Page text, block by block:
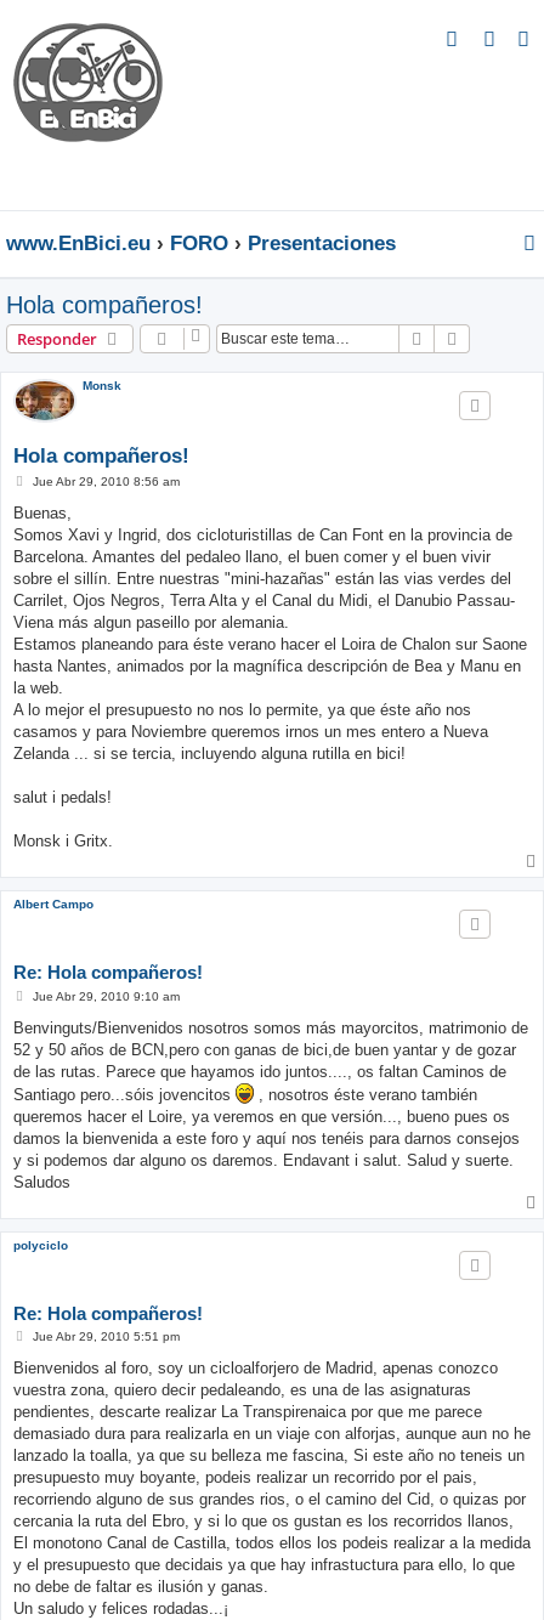
www.EnBici.eu FORO Presentaciones
Hola compañeros!
Responder Buscar
Monsk
Hola compañeros!
M
n
a
j
Jue Abr 29, 2010 8:56 am
Buenas,
Somos Xavi y Ingrid, dos cicloturistillas de Can Font en la provincia de
Barcelona. Amantes del pedaleo llano, el buen comer y el buen vivir
sobre el sillín. Entre nuestras "mini-hazañas" están las vias verdes del
Carrilet, Ojos Negros, Terra Alta y el Canal du Midi, el Danubio Passau-
Viena más algun paseillo por alemania.
Estamos planeando para éste verano hacer el Loira de Chalon sur Saone
hasta Nantes, animados por la magnífica descripción de Bea y Manu en
la web.
A lo mejor el presupuesto no nos lo permite, ya que éste año nos
casamos y para Noviembre queremos irnos un mes entero a Nueva
Zelanda ... si se tercia, incluyendo alguna rutilla en bici!
salut i pedals!
Monsk i Gritx.
Albert Campo
Re: Hola compañeros!
M
n
a
j
Jue Abr 29, 2010 9:10 am
Benvinguts/Bienvenidos nosotros somos más mayorcitos, matrimonio de
52 y 50 años de BCN,pero con ganas de bici,de buen yantar y de gozar
de las rutas. Parece que hayamos ido juntos...., os faltan Caminos de
Santiago pero...sóis jovencitos
, nosotros éste verano también
queremos hacer el Loire, ya veremos en que versión..., bueno pues os
damos la bienvenida a este foro y aquí nos tenéis para darnos consejos
y si podemos dar alguno os daremos. Endavant i salut. Salud y suerte.
Saludos
polyciclo
Re: Hola compañeros!
M
n
a
j
Jue Abr 29, 2010 5:51 pm
Bienvenidos al foro, soy un cicloalforjero de Madrid, apenas conozco
vuestra zona, quiero decir pedaleando, es una de las asignaturas
pendientes, descarte realizar La Transpirenaica por que me parece
demasiado dura para realizarla en un viaje con alforjas, aunque aun no he
lanzado la toalla, ya que su belleza me fascina, Si este año no teneis un
presupuesto muy boyante, podeis realizar un recorrido por el pais,
recorriendo alguno de sus grandes rios, o el camino del Cid, o quizas por
cercania la ruta del Ebro, y si lo que os gustan es los recorridos llanos,
El monotono Canal de Castilla, todos ellos los podeis realizar a la medida
y el presupuesto que decidais ya que hay infrastuctura para ello, lo que
no debe de faltar es ilusión y ganas.
Un saludo y felices rodadas...¡